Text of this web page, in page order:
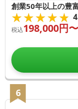
創業50年以上の豊
★★★★★
★★★★★
税込198,000円〜
6